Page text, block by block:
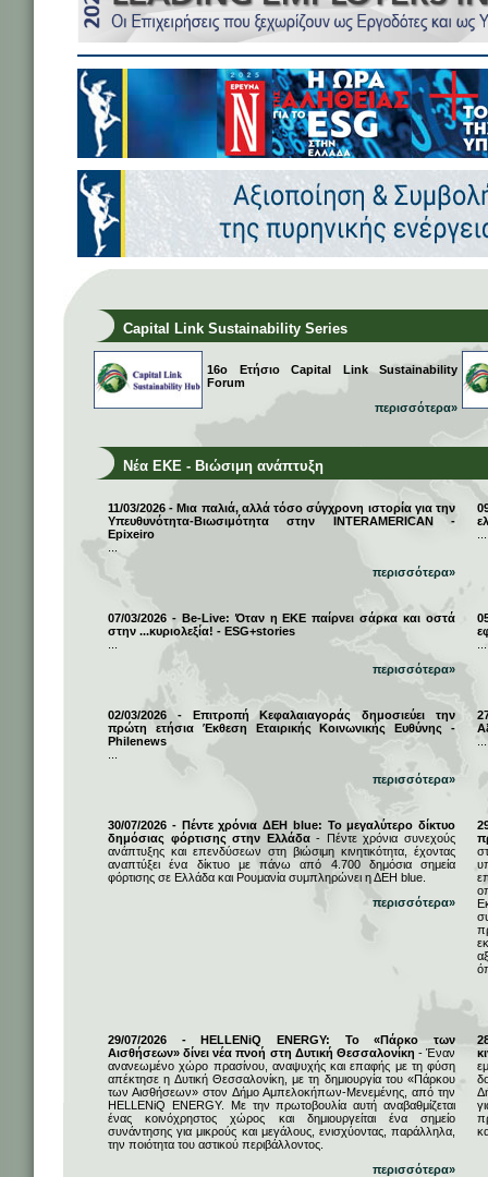
Capital Link Sustainability Series
16ο Ετήσιο Capital Link Sustainability
Forum
περισσότερα»
Νέα ΕΚΕ - Βιώσιμη ανάπτυξη
11/03/2026 - Μια παλιά, αλλά τόσο σύγχρονη ιστορία για την
Υπευθυνότητα-Βιωσιμότητα στην INTERAMERICAN -
Epixeiro
περισσότερα»
07/03/2026 - Be-Live: Όταν η ΕΚΕ παίρνει σάρκα και οστά
στην ...κυριολεξία! - ESG+stories
περισσότερα»
02/03/2026 - Επιτροπή Κεφαλαιαγοράς δημοσιεύει την
πρώτη ετήσια Έκθεση Εταιρικής Κοινωνικής Ευθύνης -
Philenews
περισσότερα»
30/07/2026 - Πέντε χρόνια ΔΕΗ blue: Το μεγαλύτερο δίκτυο
δημόσιας φόρτισης στην Ελλάδα- Πέντε χρόνια συνεχούς
ανάπτυξης και επενδύσεων στη βιώσιμη κινητικότητα, έχοντας
αναπτύξει ένα δίκτυο με πάνω από 4.700 δημόσια σημεία
φόρτισης σε Ελλάδα και Ρουμανία συμπληρώνει η ΔΕΗ blue.
περισσότερα»
29/07/2026 - HELLENiQ ENERGY: Το «Πάρκο των
Αισθήσεων» δίνει νέα πνοή στη Δυτική Θεσσαλονίκη - Έναν
ανανεωμένο χώρο πρασίνου, αναψυχής και επαφής με τη φύση
απέκτησε η Δυτική Θεσσαλονίκη, με τη δημιουργία του «Πάρκου
των Αισθήσεων» στον Δήμο Αμπελοκήπων-Μενεμένης, από την
HELLENiQ ENERGY. Με την πρωτοβουλία αυτή αναβαθμίζεται
ένας κοινόχρηστος χώρος και δημιουργείται ένα σημείο
συνάντησης για μικρούς και μεγάλους, ενισχύοντας, παράλληλα,
την ποιότητα του αστικού περιβάλλοντος.
περισσότερα»